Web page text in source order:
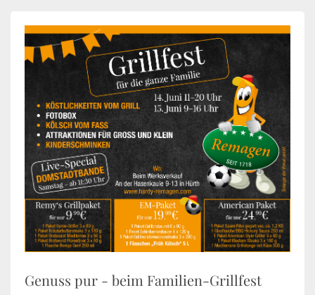
Genuss pur - beim Familien-Grillfest